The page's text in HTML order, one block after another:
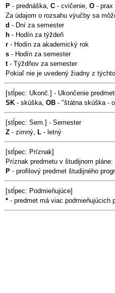
P - prednáška, C - cvičenie, O - prax
Za údajom o rozsahu výučby sa
d - Dní za semester
h - Hodín za týždeň
r - Hodín za akademický rok
s - Hodín za semester
t- Týždňov za semester
Pokiaľ nie je uvedený žiadny z
[stĺpec: Ukonč.] - Ukončenie
SK - skúška, OB - "štátna skúška -
[stĺpec: Sem.] - Semester
Z - zimný, L - letný
[stĺpec: Príznak]
Príznak predmetu v študijnom pláne:
P - profilový predmet študijného
[stĺpec: Podmieňujúce]
* - predmet má viac podmieňujúcich